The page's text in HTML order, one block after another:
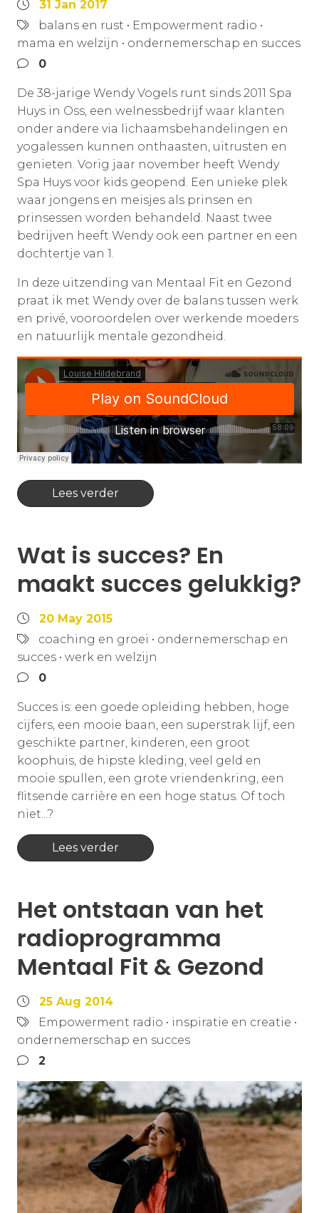
31 Jan 2017
balans en rust • Empowerment radio •
mama en welzijn • ondernemerschap en succes
0
De 38-jarige Wendy Vogels runt sinds 2011 Spa
Huys in Oss, een welnessbedrijf waar klanten
onder andere via lichaamsbehandelingen en
yogalessen kunnen onthaasten, uitrusten en
genieten. Vorig jaar november heeft Wendy
Spa Huys voor kids geopend. Een unieke plek
waar jongens en meisjes als prinsen en
prinsessen worden behandeld. Naast twee
bedrijven heeft Wendy ook een partner en een
dochtertje van 1.
In deze uitzending van Mentaal Fit en Gezond
praat ik met Wendy over de balans tussen werk
en privé, vooroordelen over werkende moeders
en natuurlijk mentale gezondheid.
Lees verder
Wat is succes? En
maakt succes gelukkig?
20 May 2015
coaching en groei • ondernemerschap en
succes • werk en welzijn
0
Succes is: een goede opleiding hebben, hoge
cijfers, een mooie baan, een superstrak lijf, een
geschikte partner, kinderen, een groot
koophuis, de hipste kleding, veel geld en
mooie spullen, een grote vriendenkring, een
flitsende carrière en een hoge status. Of toch
niet...?
Lees verder
Het ontstaan van het
radioprogramma
Mentaal Fit & Gezond
25 Aug 2014
Empowerment radio • inspiratie en creatie •
ondernemerschap en succes
2